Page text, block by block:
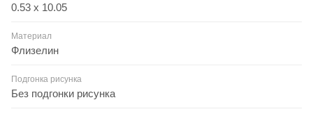
0.53 x 10.05
Материал
Флизелин
Подгонка рисунка
Без подгонки рисунка